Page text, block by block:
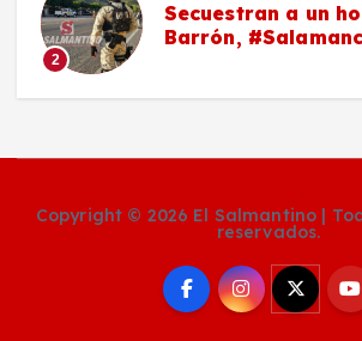
2
Secuestran a un
Barrón,
Copyright © 2026 El Salmantino |
reservados.